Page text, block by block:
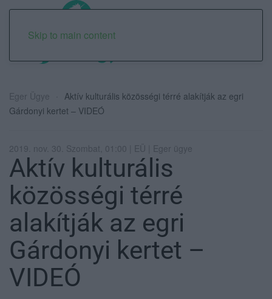
Skip to main content
Eger Ügye
Aktív kulturális közösségi térré alakítják az egri
Gárdonyi kertet – VIDEÓ
2019. nov. 30. Szombat, 01:00 | EÜ | Eger ügye
Aktív kulturális
közösségi térré
alakítják az egri
Gárdonyi kertet –
VIDEÓ